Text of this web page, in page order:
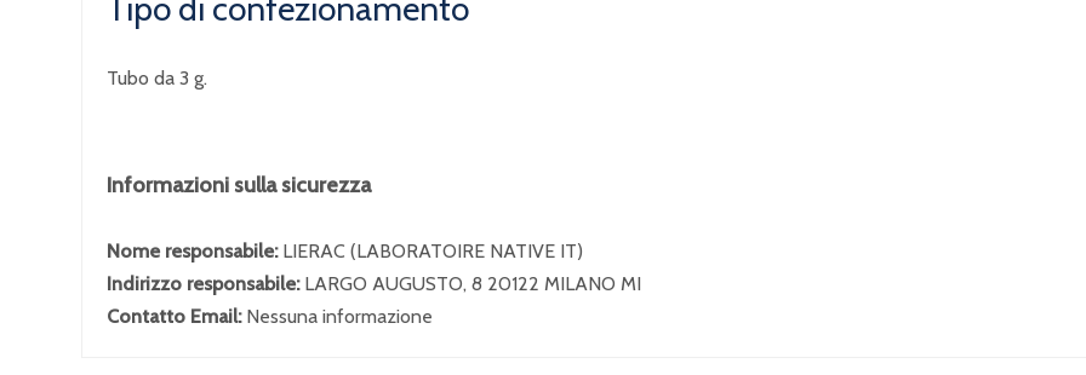
Tipo di confezionamento
Tubo da 3 g.
Informazioni sulla sicurezza
Nome responsabile: LIERAC (LABORATOIRE NATIVE IT)
Indirizzo responsabile: LARGO AUGUSTO, 8 20122 MILANO MI
Contatto Email: Nessuna informazione